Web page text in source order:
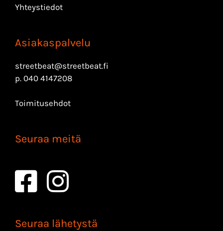
Yhteystiedot
Asiakaspalvelu
streetbeat@streetbeat.fi
p. 040 4147208
Toimitusehdot
Seuraa meitä
Seuraa lähetystä